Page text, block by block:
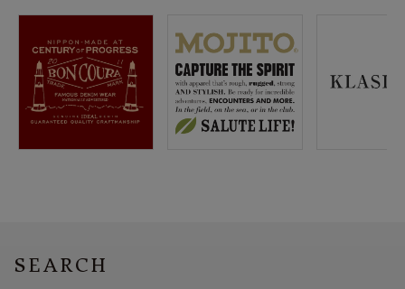
meeting_room ログイン 会員登録
SEARCH